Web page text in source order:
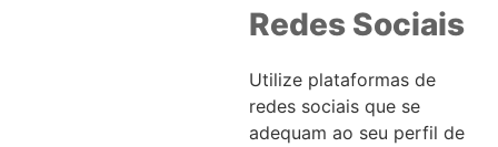
Redes Sociais
Utilize plataformas de
redes sociais que se
adequam ao seu perfil de